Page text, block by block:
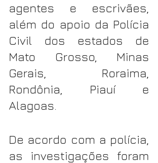
agentes e escrivães,
além do apoio da Polícia
Civil dos estados de
Mato Grosso, Minas
Gerais, Roraima,
Rondônia, Piauí e
Alagoas.
De acordo com a polícia,
as investigações foram